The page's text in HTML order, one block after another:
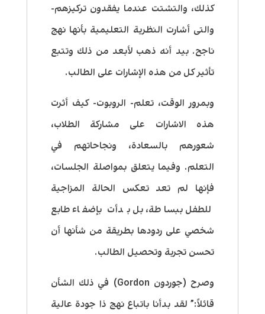
كذلك، والتشتت عندما يفقدون تركيزهم-
والتى أشارت النظرية التعليمية بأنها نهج
ناجح. بيد أنه ذهب لأبعد من ذلك وتتبع
تأثير كل من هذه الإشارات على الطالب.
وبمرور الوقت، تعلم- الروبوت- كيف أثرت
هذه الاشارات على مشاركة الطلاب،
شعورهم بالسعادة، ونجاحاتهم في
التعلم. وفيما يتعلق بمواصلة الجلسات،
فإنها لم تعد تعكس الحالة المزاجية
للطفل ببساطة، بل بدأت بإضفاء طابع
شخصي على ردودها بطريقة من شأنها أن
تحسن تجربة وتحصيل الطالب.
وصرح (جوردون Gordon) في ذلك الشأن
قائلاً:” لقد بدأنا باتباع نهج ذا جودة عالية